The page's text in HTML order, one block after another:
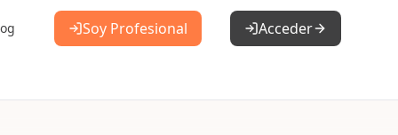
Soy Profesional Acceder